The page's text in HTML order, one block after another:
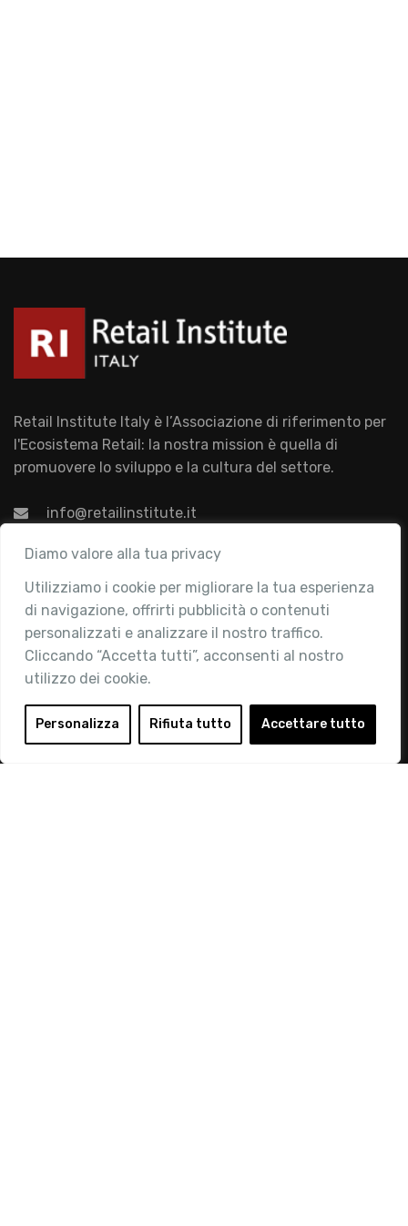
Diamo valore alla tua privacy
Utilizziamo i cookie per migliorare la tua esperienza
di navigazione, offrirti pubblicità o contenuti
personalizzati e analizzare il nostro traffico.
Cliccando “Accetta tutti”, acconsenti al nostro
utilizzo dei cookie.
Personalizza Rifiuta tutto Accettare tutto
Retail Institute Italy è l’Associazione di riferimento per
l'Ecosistema Retail: la nostra mission è quella di
promuovere lo sviluppo e la cultura del settore.
info@retailinstitute.it
Associazione
Chi siamo
Attività
Contatti
Area Riservata
Login
Diventa Socio